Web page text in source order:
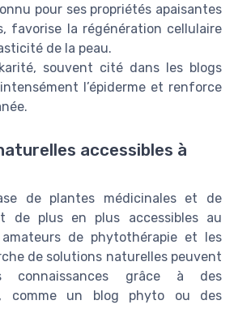
pour ses propriétés apaisantes
favorise la régénération cellulaire
de la peau.
souvent cité dans les blogs
l’épiderme et renforce
accessibles à
de plantes médicinales et de
de plus en plus accessibles au
de phytothérapie et les
de solutions naturelles peuvent
connaissances grâce à des
comme un blog phyto ou des